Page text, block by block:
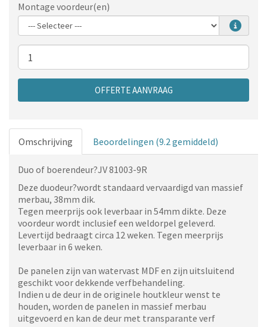
Montage voordeur(en)
Aantal
OFFERTE AANVRAAG
Omschrijving Beoordelingen (9.2 gemiddeld)
Duo of boerendeur?JV 81003-9R
Deze duodeur?wordt standaard vervaardigd van massief
merbau, 38mm dik.
Tegen meerprijs ook leverbaar in 54mm dikte. Deze
voordeur wordt inclusief een weldorpel geleverd.
Levertijd bedraagt circa 12 weken. Tegen meerprijs
leverbaar in 6 weken.
De panelen zijn van watervast MDF en zijn uitsluitend
geschikt voor dekkende verfbehandeling.
Indien u de deur in de originele houtkleur wenst te
houden, worden de panelen in massief merbau
uitgevoerd en kan de deur met transparante verf